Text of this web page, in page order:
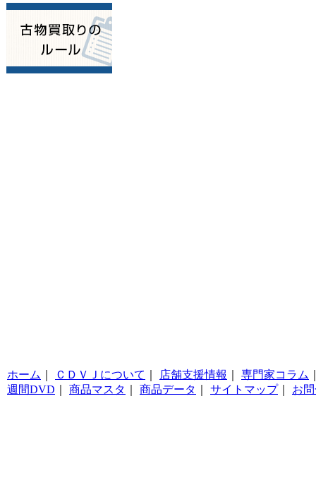
ホーム ＣＤＶＪについて 店舗支援情報 専門家コラム
週間DVD
商品マスタ 商品データ サイトマップ｜ お